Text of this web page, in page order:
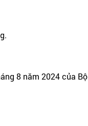
8 năm 2024 của Bộ